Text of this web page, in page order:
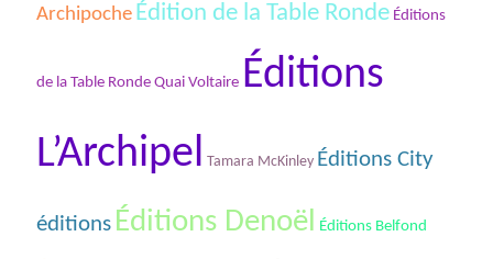
Archipoche Édition de la Table Ronde Éditions
de la Table Ronde Quai Voltaire Éditions
L’Archipel Tamara McKinley Éditions City
éditions Éditions Denoël Éditions Belfond